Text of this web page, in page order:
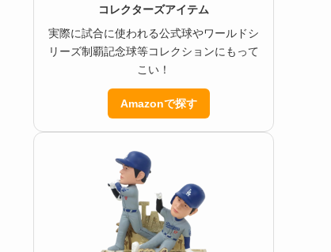
コレクターズアイテム
実際に試合に使われる公式球やワールドシ
リーズ制覇記念球等コレクションにもって
こい！
Amazonで探す